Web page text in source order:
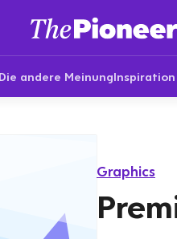
Die andere Meinung
Graphics